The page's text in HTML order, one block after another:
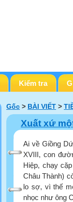
Kiểm tra
Gốc > BÀI VIẾT >
Xuất xứ
Ai về Giồng
XVIII, con
Hiệp, chạy
Châu Thành)
lo sợ, vì thế
nhọc như ông